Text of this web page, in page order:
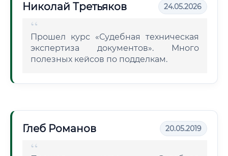
Николай Третьяков 24.05.2026
Прошел курс «Судебная техническая
экспертиза документов». Много
полезных кейсов по подделкам.
Глеб Романов 20.05.2019